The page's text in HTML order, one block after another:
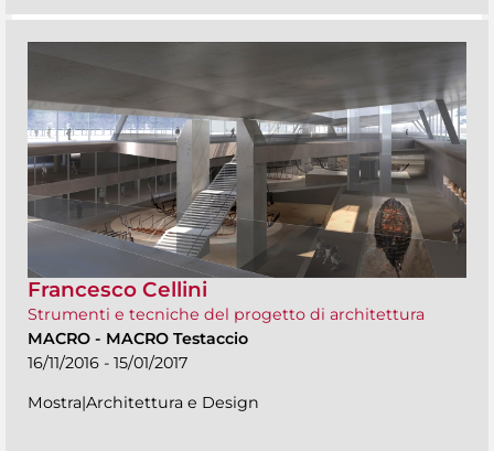
Francesco Cellini
Strumenti e tecniche del progetto di architettura
MACRO - MACRO Testaccio
16/11/2016 - 15/01/2017
Mostra|Architettura e Design